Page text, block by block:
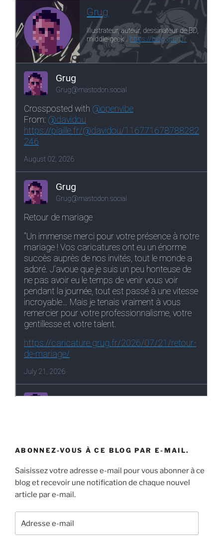
ABONNEZ-VOUS À CE BLOG PAR E-MAIL.
Saisissez votre adresse e-mail pour vous abonner à ce
blog et recevoir une notification de chaque nouvel
article par e-mail.
e-